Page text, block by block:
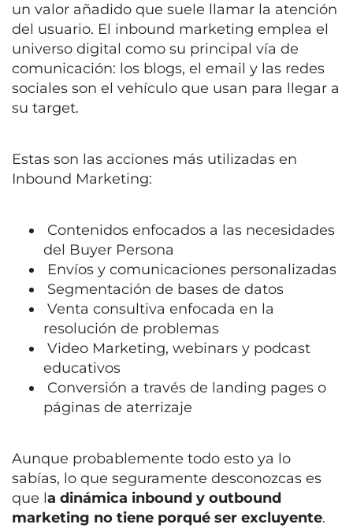
un valor añadido que suele llamar la atención
del usuario. El inbound marketing emplea el
universo digital como su principal vía de
comunicación: los blogs, el email y las redes
sociales son el vehículo que usan para llegar a
su target.
Estas son las acciones más utilizadas en
Inbound Marketing:
Contenidos enfocados a las necesidades
del Buyer Persona
Envíos y comunicaciones personalizadas
Segmentación de bases de datos
Venta consultiva enfocada en la
resolución de problemas
Video Marketing, webinars y podcast
educativos
Conversión a través de landing pages o
páginas de aterrizaje
Aunque probablemente todo esto ya lo
sabías, lo que seguramente desconozcas es
que la dinámica inbound y outbound
marketing no tiene porqué ser excluyente.